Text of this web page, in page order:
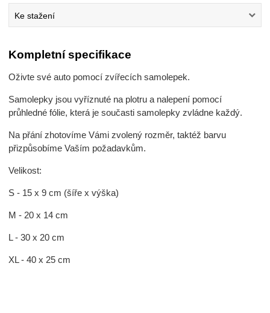
Ke stažení
Kompletní specifikace
Oživte své auto pomocí zvířecích samolepek.
Samolepky jsou vyříznuté na plotru a nalepení pomocí
průhledné fólie, která je současti samolepky zvládne každý.
Na přání zhotovíme Vámi zvolený rozměr, taktéž barvu
přizpůsobíme Vaším požadavkům.
Velikost:
S - 15 x 9 cm (šíře x výška)
M - 20 x 14 cm
L - 30 x 20 cm
XL - 40 x 25 cm